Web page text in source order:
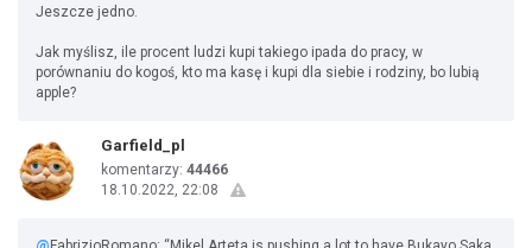
Jeszcze jedno.
Jak myślisz, ile procent ludzi kupi takiego ipada do pracy, w
porównaniu do kogoś, kto ma kasę i kupi dla siebie i rodziny, bo lubią
apple?
Garfield_pl
komentarzy: 44466
18.10.2022, 22:08